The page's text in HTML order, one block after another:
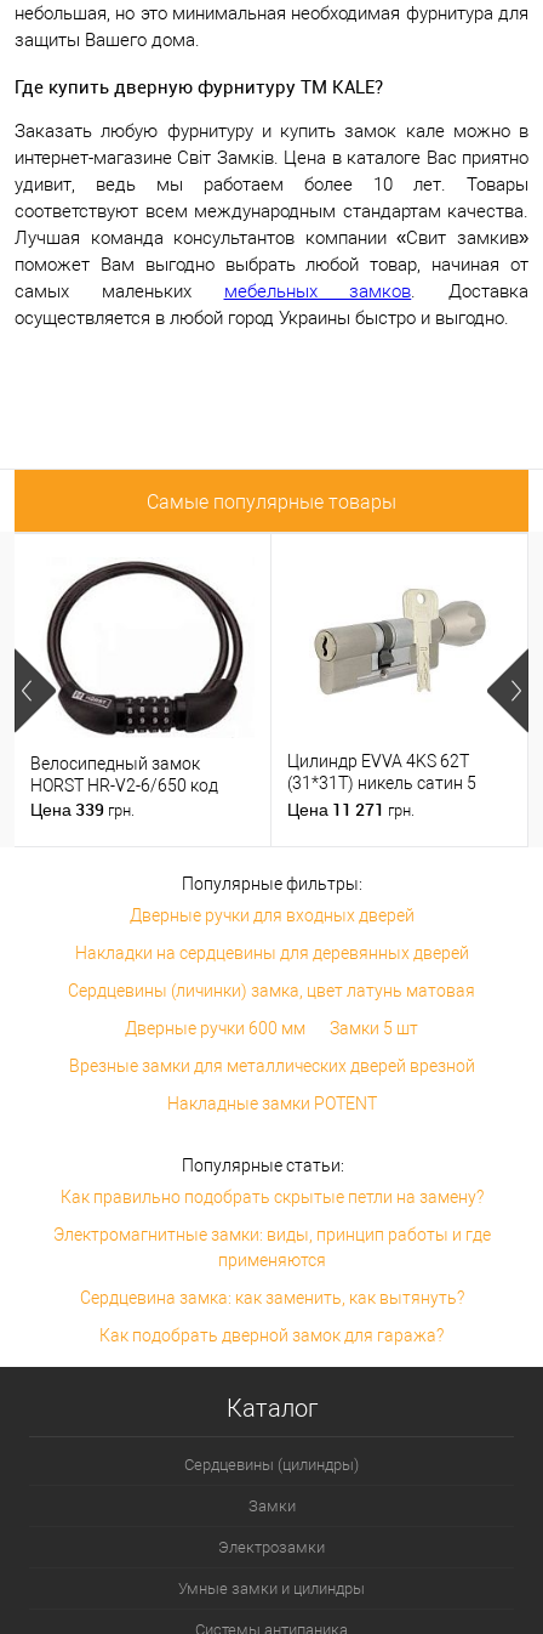
небольшая, но это минимальная необходимая фурнитура для
защиты Вашего дома.
Где купить дверную фурнитуру ТМ KALE?
Заказать любую фурнитуру и купить замок кале можно в
интернет-магазине Світ Замків. Цена в каталоге Вас приятно
удивит, ведь мы работаем более 10 лет. Товары
соответствуют всем международным стандартам качества.
Лучшая команда консультантов компании «Свит замкив»
поможет Вам выгодно выбрать любой товар, начиная от
самых маленьких мебельных замков. Доставка
осуществляется в любой город Украины быстро и выгодно.
Самые популярные товары
Велосипедный замок
HORST HR-V2-6/650 код
Цена 339 грн.
Цилиндр EVVA 4KS 62T
(31*31T) никель сатин 5
ключей
Цена 11 271 грн.
Популярные фильтры:
Дверные ручки для входных дверей
Накладки на сердцевины для деревянных дверей
Сердцевины (личинки) замка, цвет латунь матовая
Дверные ручки 600 мм
Замки 5 шт
Врезные замки для металлических дверей врезной
Накладные замки POTENT
Популярные статьи:
Как правильно подобрать скрытые петли на замену?
Электромагнитные замки: виды, принцип работы и где
применяются
Сердцевина замка: как заменить, как вытянуть?
Как подобрать дверной замок для гаража?
Каталог
Сердцевины (цилиндры)
Замки
Электрозамки
Умные замки и цилиндры
Системы антипаника